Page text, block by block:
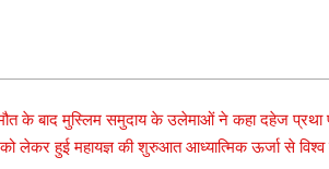
के बाद मुस्लिम समुदाय के उलेमाओं ने कहा दहेज प्रथा
को लेकर हुई महायज्ञ की शुरुआत आध्यात्मिक ऊर्जा से विश्व